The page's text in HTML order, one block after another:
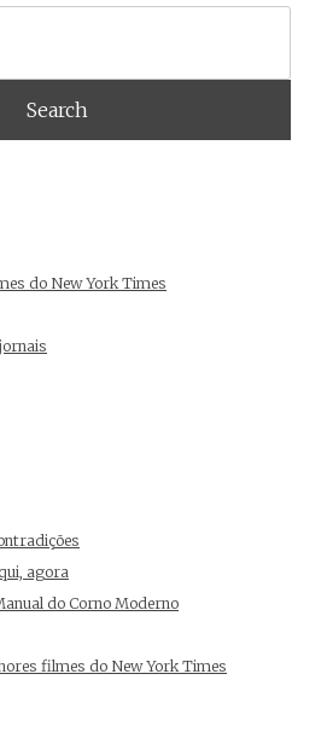
do New York Times
agora
do Corno Moderno
filmes do New York Times